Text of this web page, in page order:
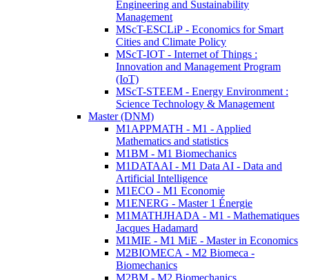
Engineering and Sustainability
Management
MScT-ESCLiP - Economics for Smart
Cities and Climate Policy
MScT-IOT - Internet of Things :
Innovation and Management Program
(IoT)
MScT-STEEM - Energy Environment :
Science Technology & Management
Master (DNM)
M1APPMATH - M1 - Applied
Mathematics and statistics
M1BM - M1 Biomechanics
M1DATAAI - M1 Data AI - Data and
Artificial Intelligence
M1ECO - M1 Economie
M1ENERG - Master 1 Énergie
M1MATHJHADA - M1 - Mathematiques
Jacques Hadamard
M1MIE - M1 MiE - Master in Economics
M2BIOMECA - M2 Biomeca -
Biomechanics
M2BM - M2 Biomechanics